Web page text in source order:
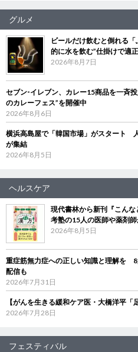
グルメ
ビールだけ飲むと倒れる
的に水を飲む”仕掛けで適
2026年8月7日
セブン‐イレブン、カレー15商品を一斉
のカレーフェス”を開催中
2026年8月6日
横浜高島屋で「韓国市場」がスタート
が集結
2026年8月5日
ヘルスケア
現代書林から新刊『こん
考塾の15人の医師や薬剤
2026年8月5日
重症筋無力症への正しい知識と理解を
配信も
2026年7月31日
【がんを生きる緩和ケア医・大橋洋平
2026年7月28日
フェスティバル